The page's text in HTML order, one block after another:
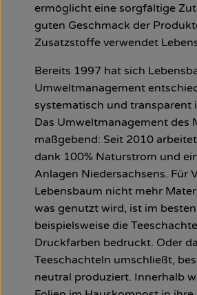
ermöglicht eine sorgfältige
guten Geschmack der
Zusatzstoffe verwendet
Bereits 1997 hat sich
Umweltmanagement
systematisch und
Das Umweltmanagement des
maßgebend: Seit 2010
dank 100% Naturstrom und
Anlagen Niedersachsens. Für
Lebensbaum nicht mehr
was genutzt wird, ist im
beispielsweise die
Druckfarben bedruckt. Oder
Teeschachteln umschließt,
neutral produziert. Innerhalb